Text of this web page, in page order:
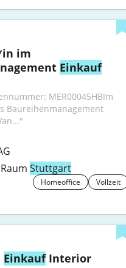
im
Einkauf
Baureihenmanagement
Stuttgart
Homeoffice Vollzeit
Einkauf Interior